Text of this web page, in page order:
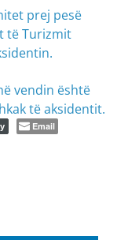
prej pesë
të Turizmit
vendin është
të aksidentit.
Email